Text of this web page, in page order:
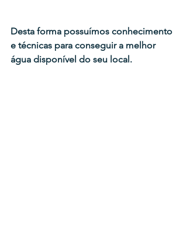
Desta forma possuímos conhecimento
e técnicas para conseguir a melhor
água disponível do seu local.